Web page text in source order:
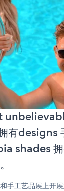
有designs
shades
手工艺品展上开